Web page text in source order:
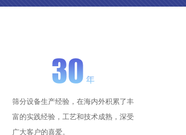
筛分设备生产经验，在海内外积累了丰
富的实践经验，工艺和技术成熟，深受
广大客户的喜爱。